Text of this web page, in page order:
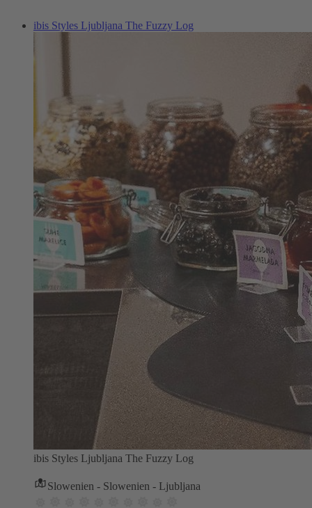
ibis Styles Ljubljana The Fuzzy Log
ibis Styles Ljubljana The Fuzzy Log
Slowenien - Slowenien - Ljubljana